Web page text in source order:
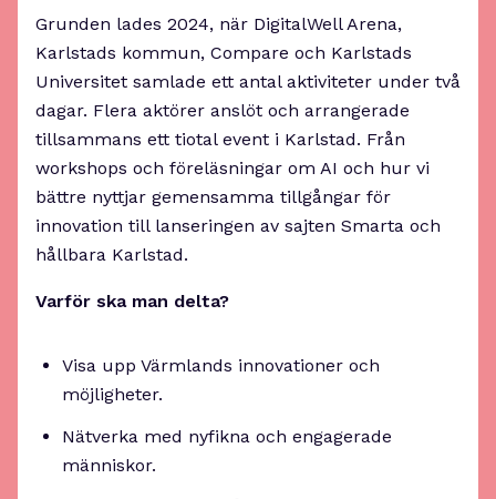
Grunden lades 2024, när DigitalWell Arena,
Karlstads kommun, Compare och Karlstads
Universitet samlade ett antal aktiviteter under två
dagar. Flera aktörer anslöt och arrangerade
tillsammans ett tiotal event i Karlstad. Från
workshops och föreläsningar om AI och hur vi
bättre nyttjar gemensamma tillgångar för
innovation till lanseringen av sajten Smarta och
hållbara Karlstad.
Varför ska man delta?
Visa upp Värmlands innovationer och
möjligheter.
Nätverka med nyfikna och engagerade
människor.